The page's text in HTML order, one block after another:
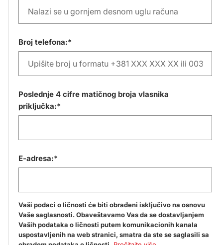
Broj telefona:*
Poslednje 4 cifre matičnog broja vlasnika
priključka:*
E-adresa:*
Vaši podaci o ličnosti će biti obrađeni isključivo na osnovu
Vaše saglasnosti. Obaveštavamo Vas da se dostavljanjem
Vaših podataka o ličnosti putem komunikacionih kanala
uspostavljenih na web stranici, smatra da ste se saglasili sa